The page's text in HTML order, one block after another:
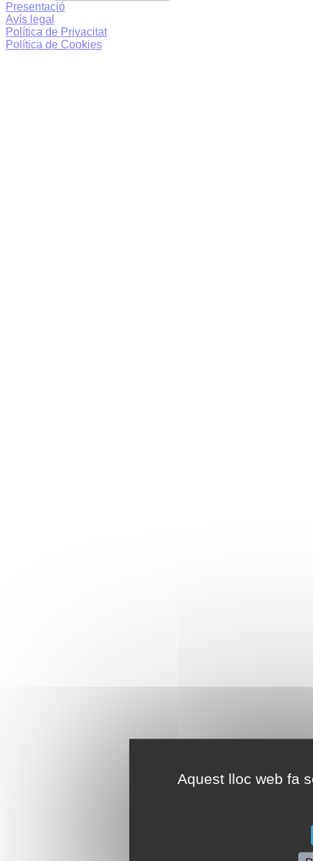
Aquest lloc web fa
Presentació
Avís legal
Política de Privacitat
Política de Cookies